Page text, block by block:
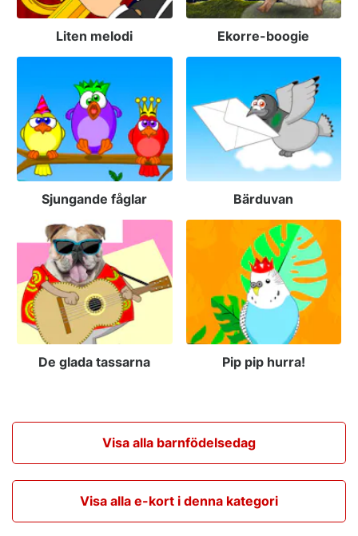
Liten melodi Ekorre-boogie
Sjungande fåglar Bärduvan
De glada tassarna Pip pip hurra!
Visa alla barnfödelsedag
Visa alla e-kort i denna kategori